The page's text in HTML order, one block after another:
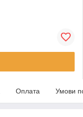
Оплата Умови